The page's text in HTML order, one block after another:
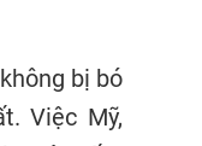
bị bó
Việc Mỹ,